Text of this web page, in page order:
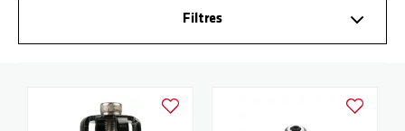
Filtres
Ajouter à la liste d'achats Ajouter à